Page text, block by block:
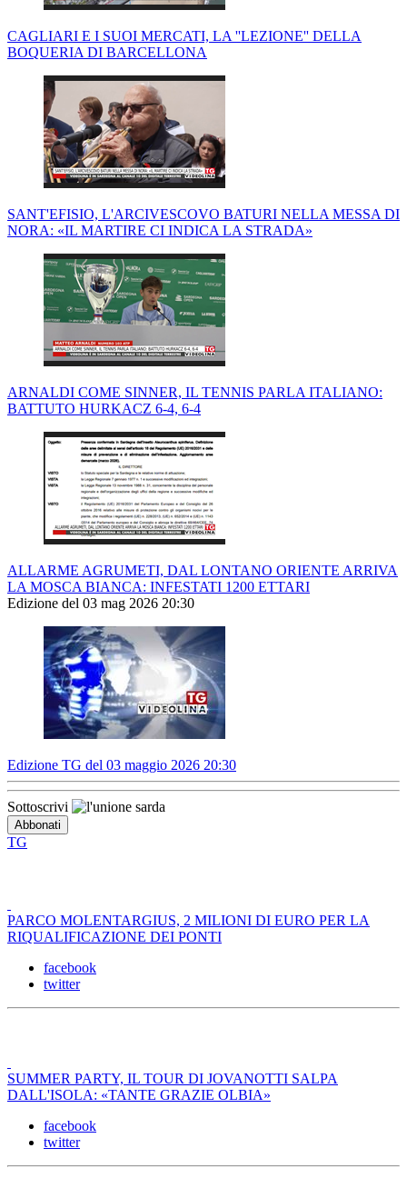
CAGLIARI E I SUOI MERCATI, LA ''LEZIONE'' DELLA
BOQUERIA DI BARCELLONA
SANT'EFISIO, L'ARCIVESCOVO BATURI NELLA MESSA DI
NORA: «IL MARTIRE CI INDICA LA STRADA»
ARNALDI COME SINNER, IL TENNIS PARLA ITALIANO:
BATTUTO HURKACZ 6-4, 6-4
ALLARME AGRUMETI, DAL LONTANO ORIENTE ARRIVA
LA MOSCA BIANCA: INFESTATI 1200 ETTARI
Edizione del 03 mag 2026 20:30
Edizione TG del 03 maggio 2026 20:30
Sottoscrivi
TG
PARCO MOLENTARGIUS, 2 MILIONI DI EURO PER LA
RIQUALIFICAZIONE DEI PONTI
facebook
twitter
SUMMER PARTY, IL TOUR DI JOVANOTTI SALPA
DALL'ISOLA: «TANTE GRAZIE OLBIA»
facebook
twitter